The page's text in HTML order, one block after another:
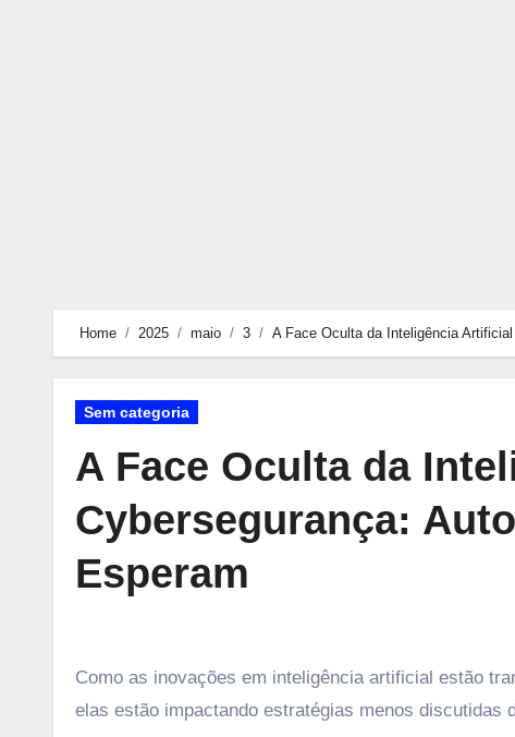
Home 2025 maio 3 A Face Oculta da Inteligência
Sem categoria
A Face Oculta da
Cybersegurança:
Esperam
Como as inovações em inteligência artificial estão transformando o cenário da cybersegurança e, em particular, como
elas estão impactando estratégias menos discutidas